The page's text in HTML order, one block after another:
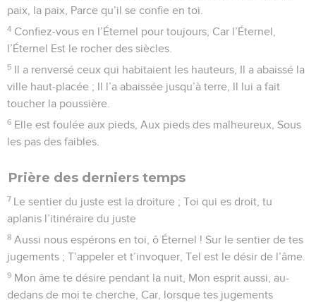
paix, la paix, Parce qu’il se confie en toi.
4 Confiez-vous en l’Éternel pour toujours, Car l’Éternel,
l’Éternel Est le rocher des siècles.
5 Il a renversé ceux qui habitaient les hauteurs, Il a abaissé la
ville haut-placée ; Il l’a abaissée jusqu’à terre, Il lui a fait
toucher la poussière.
6 Elle est foulée aux pieds, Aux pieds des malheureux, Sous
les pas des faibles.
Prière des derniers temps
7 Le sentier du juste est la droiture ; Toi qui es droit, tu
aplanis l’itinéraire du juste
8 Aussi nous espérons en toi, ô Éternel ! Sur le sentier de tes
jugements ; T’appeler et t’invoquer, Tel est le désir de l’âme.
9 Mon âme te désire pendant la nuit, Mon esprit aussi, au-
dedans de moi te cherche, Car, lorsque tes jugements